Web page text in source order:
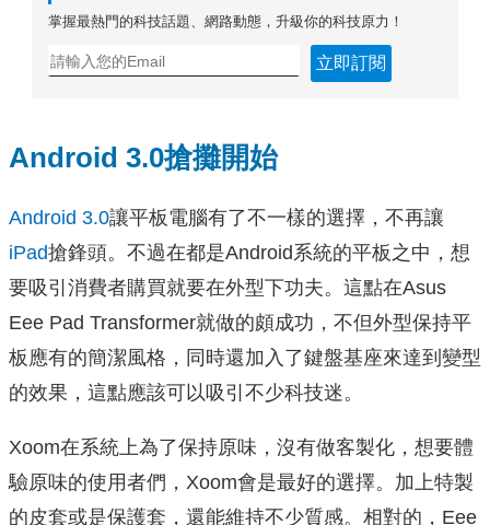
掌握最熱門的科技話題、網路動態，升級你的科技原力！
立即訂閱
Android 3.0搶攤開始
Android 3.0讓平板電腦有了不一樣的選擇，不再讓
iPad搶鋒頭。不過在都是Android系統的平板之中，想
要吸引消費者購買就要在外型下功夫。這點在Asus
Eee Pad Transformer就做的頗成功，不但外型保持平
板應有的簡潔風格，同時還加入了鍵盤基座來達到變型
的效果，這點應該可以吸引不少科技迷。
Xoom在系統上為了保持原味，沒有做客製化，想要體
驗原味的使用者們，Xoom會是最好的選擇。加上特製
的皮套或是保護套，還能維持不少質感。相對的，Eee